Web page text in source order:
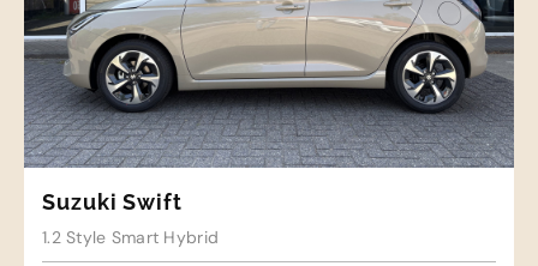
Suzuki Swift
1.2 Style Smart Hybrid